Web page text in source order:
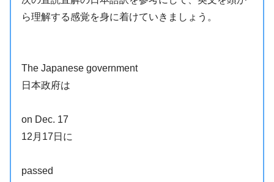
ら理解する感覚を身に着けていきましょう。
The Japanese government
日本政府は
on Dec. 17
12月17日に
passed